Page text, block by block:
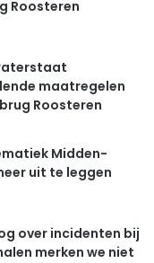
Roosteren
maatregelen
Roosteren
Midden-
uit te leggen
over incidenten bij
merken we niet